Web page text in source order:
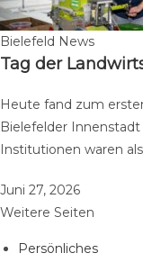
Bielefeld News
Tag der
Heute fand zum
Bielefelder
Institutionen waren
Juni 27, 2026
Weitere Seiten
Persönliches